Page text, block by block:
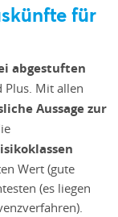
für
abgestuften
Plus. Mit allen
Aussage zur
Wert (gute
(es liegen